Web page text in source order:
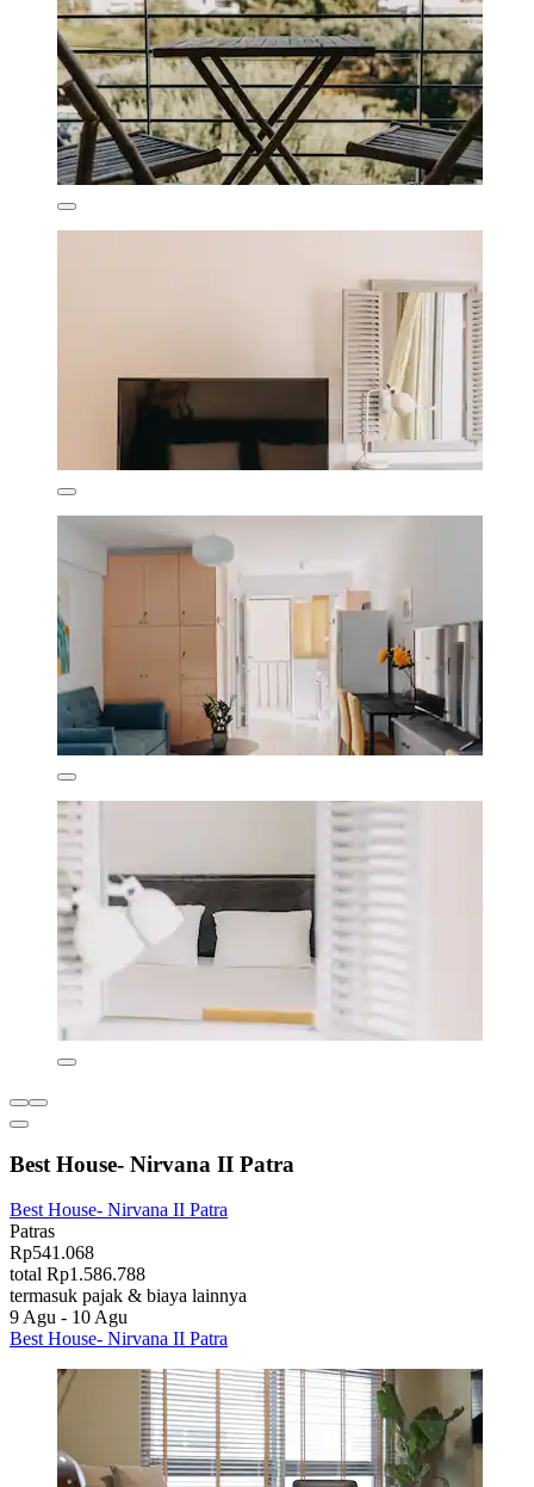
Best House- Nirvana II Patra
Best House- Nirvana II Patra
Patras
Rp541.068
total Rp1.586.788
termasuk pajak & biaya lainnya
9 Agu - 10 Agu
Best House- Nirvana II Patra